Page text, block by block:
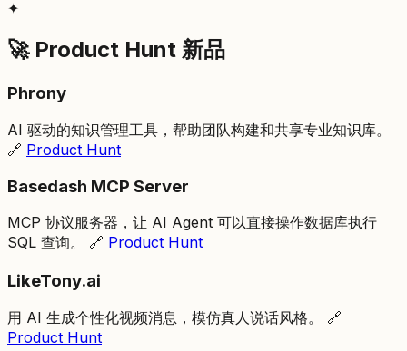
✦
🚀 Product Hunt 新品
Phrony
AI 驱动的知识管理工具，帮助团队构建和共享专业知识库。
🔗 Product Hunt
Basedash MCP Server
MCP 协议服务器，让 AI Agent 可以直接操作数据库执行
SQL 查询。 🔗 Product Hunt
LikeTony.ai
用 AI 生成个性化视频消息，模仿真人说话风格。 🔗
Product Hunt